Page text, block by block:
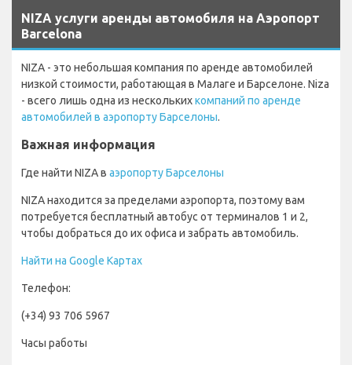
NIZA услуги аренды автомобиля на Аэропорт
Barcelona
NIZA - это небольшая компания по аренде автомобилей
низкой стоимости, работающая в Малаге и Барселоне. Niza
- всего лишь одна из несколькихкомпаний по аренде
автомобилей в аэропорту Барселоны.
Важная информация
Где найти NIZA в аэропорту Барселоны
NIZA находится за пределами аэропорта, поэтому вам
потребуется бесплатный автобус от терминалов 1 и 2,
чтобы добраться до их офиса и забрать автомобиль.
Найти на Google Картах
Телефон:
(+34) 93 706 5967
Часы работы